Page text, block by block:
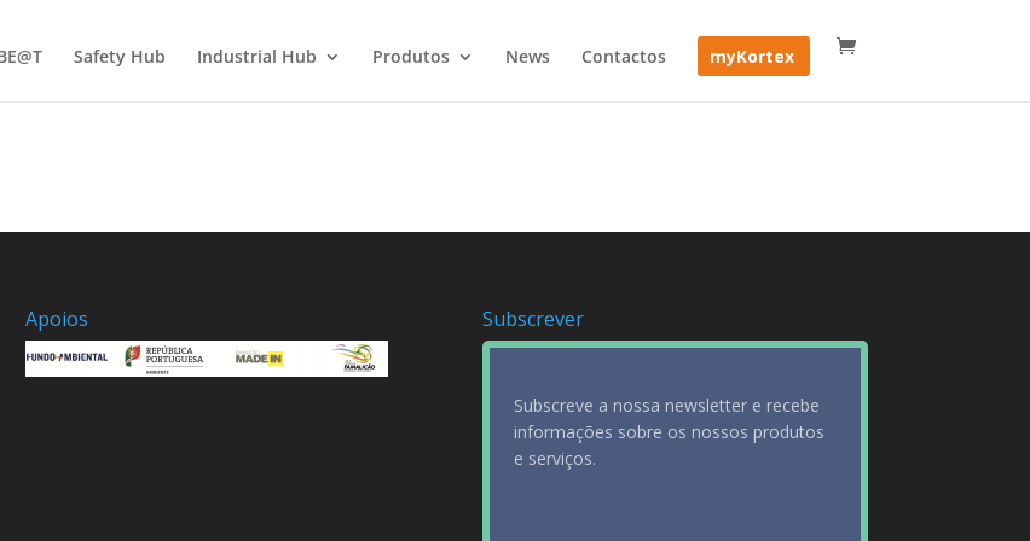
Safety Hub Industrial Hub Produtos News Contactos myKortex
Apoios Subscrever
Subscreve a nossa newsletter e recebe
informações sobre os nossos produtos
e serviços.